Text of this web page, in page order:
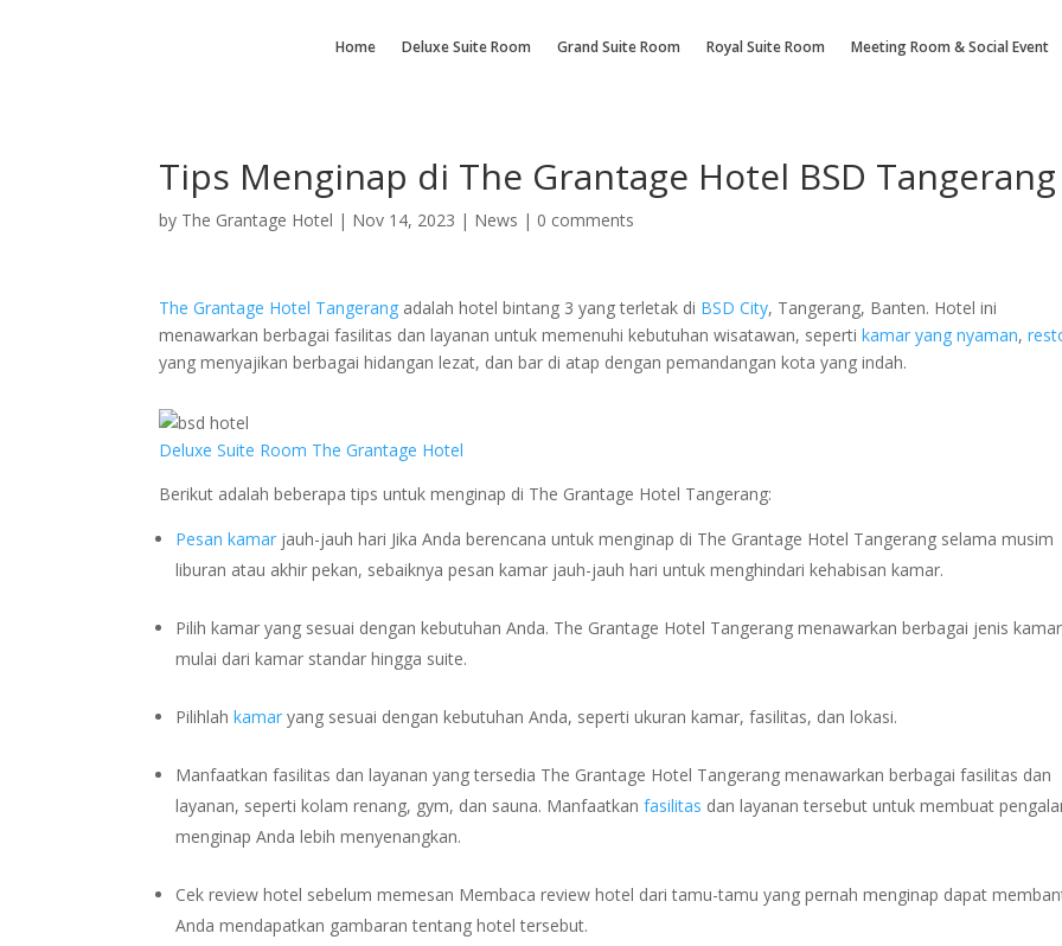
Home Deluxe Suite Room Grand Suite Room Royal Suite Room Meeting Room & Social Event
Tips Menginap di The Grantage Hotel BSD Tangerang
by The Grantage Hotel | Nov 14, 2023 | News | 0 comments
The Grantage Hotel Tangerang adalah hotel bintang 3 yang terletak di BSD City, Tangerang, Banten. Hotel ini
menawarkan berbagai fasilitas dan layanan untuk memenuhi kebutuhan wisatawan, sepertikamar yang nyaman,
yang menyajikan berbagai hidangan lezat, dan bar di atap dengan pemandangan kota yang indah.
Deluxe Suite Room The Grantage Hotel
Berikut adalah beberapa tips untuk menginap di The Grantage Hotel Tangerang:
Pesan kamar jauh-jauh hari Jika Anda berencana untuk menginap di The Grantage Hotel Tangerang selama musim
liburan atau akhir pekan, sebaiknya pesan kamar jauh-jauh hari untuk menghindari kehabisan kamar.
Pilih kamar yang sesuai dengan kebutuhan Anda. The Grantage Hotel Tangerang menawarkan berbagai jenis
mulai dari kamar standar hingga suite.
Pilihlahkamar yang sesuai dengan kebutuhan Anda, seperti ukuran kamar, fasilitas, dan lokasi.
Manfaatkan fasilitas dan layanan yang tersedia The Grantage Hotel Tangerang menawarkan berbagai fasilitas dan
layanan, seperti kolam renang, gym, dan sauna. Manfaatkanfasilitas dan layanan tersebut untuk membuat
menginap Anda lebih menyenangkan.
Cek review hotel sebelum memesan Membaca review hotel dari tamu-tamu yang pernah menginap dapat
Anda mendapatkan gambaran tentang hotel tersebut.